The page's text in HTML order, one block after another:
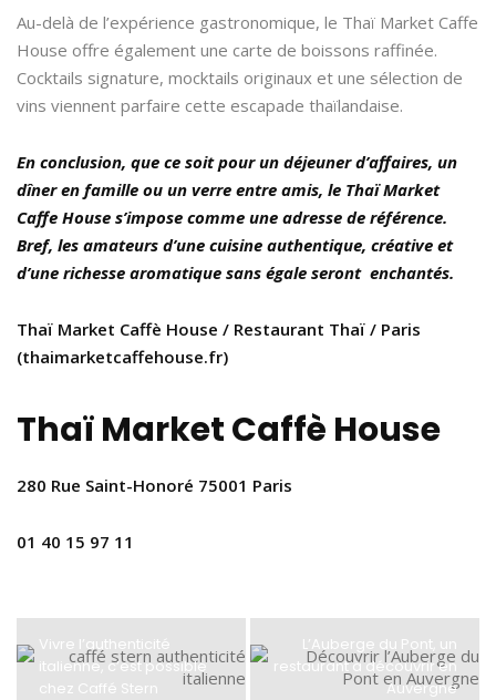
Au-delà de l’expérience gastronomique, le Thaï Market Caffe
House offre également une carte de boissons raffinée.
Cocktails signature, mocktails originaux et une sélection de
vins viennent parfaire cette escapade thaïlandaise.
En conclusion, que ce soit pour un déjeuner d’affaires, un
dîner en famille ou un verre entre amis, le Thaï Market
Caffe House s’impose comme une adresse de référence.
Bref, les amateurs d’une cuisine authentique, créative et
d’une richesse aromatique sans égale seront enchantés.
Thaï Market Caffè House / Restaurant Thaï / Paris
(thaimarketcaffehouse.fr)
Thaï Market Caffè House
280 Rue Saint-Honoré 75001 Paris
01 40 15 97 11
Vivre l’authenticité
italienne, c’est possible
chez Caffé Stern
L’Auberge du Pont, un
restaurant à découvrir en
Auvergne